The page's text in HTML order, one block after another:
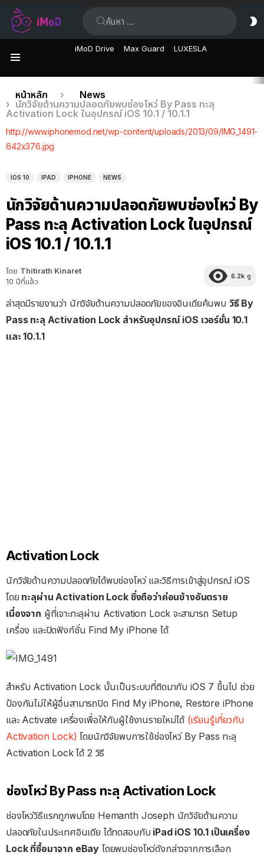
iMoD Drive Max Guard LUXESLA
เรื่อง
ล่าสุด
คุณอยู่ที่นี่:
หน้าหลัก
News
นักวิจัยด้านความปลอดภัยพบช่องโหว่ By Pass ทะลุ
Activation Lock ในอุปกรณ์ iOS 10.1 / 10.1.1
http://www.iphonemod.net/wp-content/uploads/2013/09/IMG_1491-
642x376.jpg
IOS 10 IPAD IPHONE NEWS
นักวิจัยด้านความปลอดภัยพบช่องโหว่ By
Pass ทะลุ Activation Lock ในอุปกรณ์
iOS 10.1 / 10.1.1
โดย Thitirath Kinaret
10 ปีที่แล้ว
6.2k ดู
ล่าสุดมีรายงานว่า นักวิจัยด้านความปลอดภัยของอินเดียค้นพบ วิธี By
Pass ทะลุ Activation Lock สำหรับอุปกรณ์ iOS เวอร์ชั่น 10.1
และ 10.1.1
Activation Lock
นักวิจัยด้านความปลอดภัยได้พบช่องโหว่ และวิธีการเข้าสู่อุปกรณ์ iOS
โดย ทะลุผ่าน Activation Lock ซึ่งถือว่าค่อนข้างอันตราย
เนื่องจาก ผู้ที่เจาะทะลุผ่าน Activation Lock จะสามารถ Setup
เครื่อง และปิดฟังก์ชั่น Find My iPhone ได้
สำหรับ Activation Lock นั้นเป็นระบบที่ติดมากับ iOS 7 ขึ้นไป ช่วย
ป้องกันไม่ให้ผู้อื่นสามารถปิด Find My iPhone, Restore iPhone
และ Activate เครื่องเพื่อให้กับผู้ใช้งานรายใหม่ได้ (เรียนรู้เกี่ยวกับ
Activation Lock) โดยนักวิจัยพบการใช้ช่องโหว่ By Pass ทะลุ
Activation Lock ได้ 2 วิธี
ช่องโหว่ By Pass ทะลุ Activation Lock
ช่องโหว่วิธีแรกถูกพบโดย Hemanth Joseph นักวิจัยด้านความ
ปลอดภัยในประเทศอินเดีย ได้ทดสอบกับ iPad iOS 10.1 เป็นเครื่อง
Lock ที่ซื้อมาจาก eBay โดยพบช่องโหว่ดังกล่าวจากการเลือก